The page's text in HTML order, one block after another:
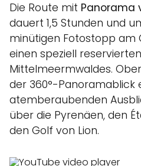
Die Route mit Panorama
dauert 1,5 Stunden und
minütigen Fotostopp am
einen speziell
Mittelmeermwaldes.
der 360°-Panoramablick
atemberaubenden
über die Pyrenäen, den
den Golf von Lion.